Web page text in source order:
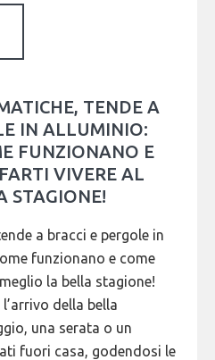
TENDE A
IN ALLUMINIO:
FUNZIONANO E
VIVERE AL
STAGIONE!
a bracci e pergole in
funzionano e come
la bella stagione!
della bella
una serata o un
fuori casa, godendosi le